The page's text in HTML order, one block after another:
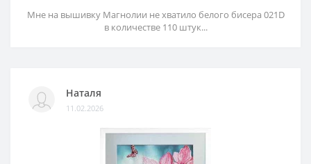
Мне на вышивку Магнолии не хватило белого бисера 021D
в количестве 110 штук...
Наталя
11.02.2026